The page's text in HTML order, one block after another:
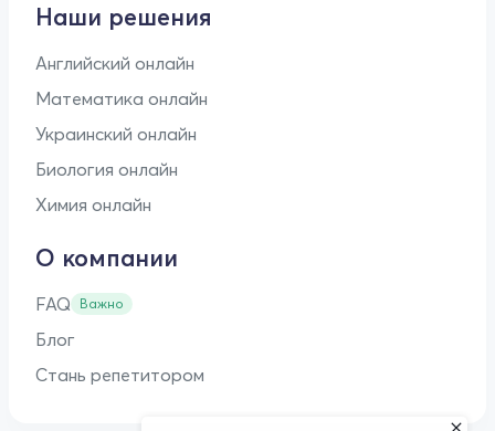
Наши решения
Английский онлайн
Математика онлайн
Украинский онлайн
Биология онлайн
Химия онлайн
О компании
FAQ Важно
Блог
Стань репетитором